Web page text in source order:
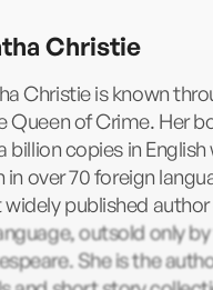
Christie
Christie is known
Queen of Crime. Her
billion copies in
in over 70 foreign
published
outsold only
She is the